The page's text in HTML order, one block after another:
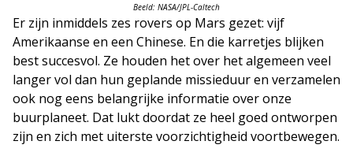
Beeld: NASA/JPL-Caltech
Er zijn inmiddels zes rovers op Mars gezet: vijf
Amerikaanse en een Chinese. En die karretjes blijken
best succesvol. Ze houden het over het algemeen veel
langer vol dan hun geplande missieduur en verzamelen
ook nog eens belangrijke informatie over onze
buurplaneet. Dat lukt doordat ze heel goed ontworpen
zijn en zich met uiterste voorzichtigheid voortbewegen.